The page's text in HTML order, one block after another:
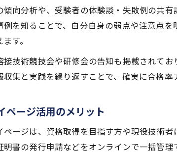
合格を左
TIG溶接
合格発表を待
溶接合格
マイペー
溶接日本
向分析や、受験者の体験談・失敗例の共
を知ることで、自分自身の弱点や注意点
す。
接技術競技会や研修会の告知も掲載されて
集と実践を繰り返すことで、確実に合格率
ページ活用のメリット
ページは、資格取得を目指す方や現役技術
書の発行申請などをオンラインで一括管理